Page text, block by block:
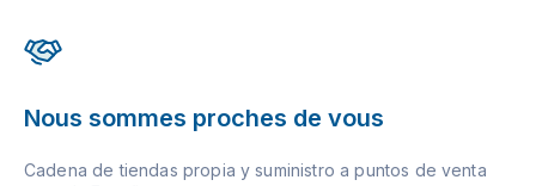
Nous sommes proches de vous
Cadena de tiendas propia y suministro a puntos de venta